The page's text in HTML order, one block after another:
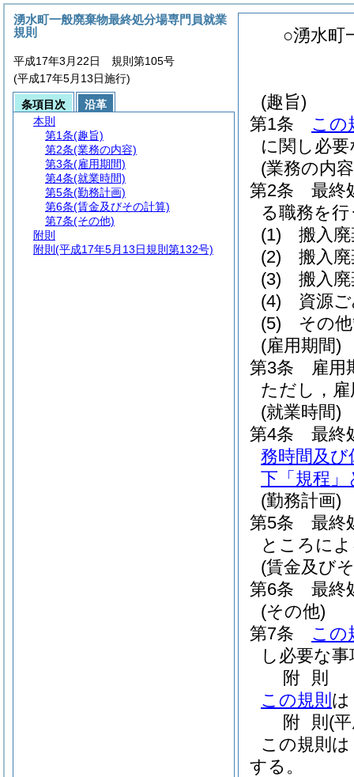
○湧水町
(趣旨)
第1条
この
に関し必
(業務の内
第2条
最終
る職務を行
(1)
搬入
(2)
搬入
(3)
搬入
(4)
資源
(5)
その
(雇用期間)
第3条
雇用
ただし，
(就業時間)
第4条
最終
務時間及
下「規程」
(勤務計画)
第5条
最終
ところに
(賃金及び
第6条
最終
(その他)
第7条
この
し必要な
附 則
この規則 は
附 則 (
この規則
する。
湧水町一般廃棄物最終処分場専門員就業
規則
平成17年3月22日 規則第105号
(平成17年5月13日施行)
条項目次
沿革
本則
第1条(趣旨)
第2条(業務の内容)
第3条(雇用期間)
第4条(就業時間)
第5条(勤務計画)
第6条(賃金及びその計算)
第7条(その他)
附則
附則 (平成17年5月13日規則第132号)